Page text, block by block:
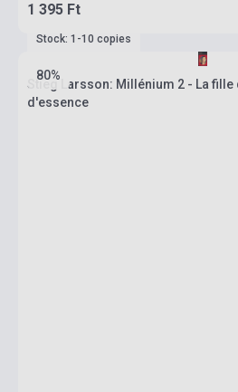
1 395 Ft
80%
Stock: 1-10 copies
Stieg Larsson: Millénium 2 - La
d'essence